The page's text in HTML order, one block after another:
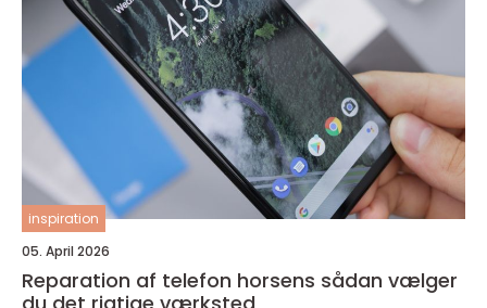
inspiration
05. April 2026
Reparation af telefon horsens sådan vælger